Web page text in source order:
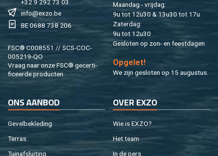
+32 9 292 73 03
info@​exzo.​be
BE 0688 738 206
FSC® C008551 // SCS-COC-
005219-QO
Vraag naar onze FSC® ge­cer­ti­
fi­ceer­de pro­duc­ten.
Maan­dag - vrij­dag:
9u tot 12u30 & 13u30 tot 17u
Za­ter­dag:
9u tot 12u30
Ge­slo­ten op zon- en feest­da­gen
Op­ge­let!
We zijn ge­slo­ten op 15 au­gus­tus.
ONS AAN­BOD
Ge­vel­be­kle­ding
Ter­ras
Tuin­af­slui­ting
OVER EXZO
Wie is EXZO?
Het team
In de pers